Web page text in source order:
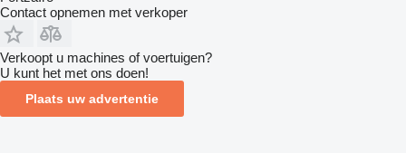
Contact opnemen met verkoper
Verkoopt u machines of voertuigen?
U kunt het met ons doen!
Plaats uw advertentie